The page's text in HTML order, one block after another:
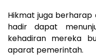
Hikmat juga berharap
hadir dapat
kehadiran mereka
aparat pemerintah.